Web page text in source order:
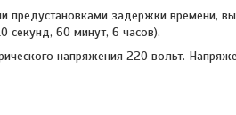
предустановками задержки времени,
секунд, 60 минут, 6 часов).
напряжения 220 вольт.